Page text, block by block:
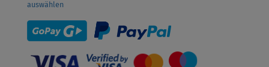
auswählen